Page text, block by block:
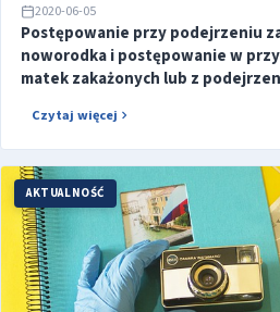
2020-06-05
Postępowanie przy podejrzeniu
noworodka i postępowanie w
matek zakażonych lub z
Czytaj więcej
AKTUALNOŚĆ